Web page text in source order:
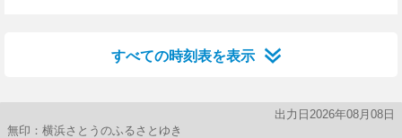
すべての時刻表を表示
出力日2026年08月08日
無印：横浜さとうのふるさとゆき